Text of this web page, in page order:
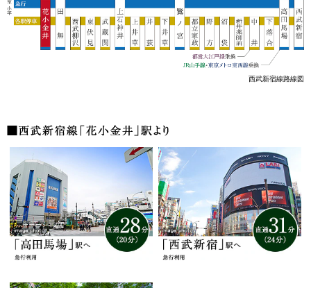
西武新宿線路線図